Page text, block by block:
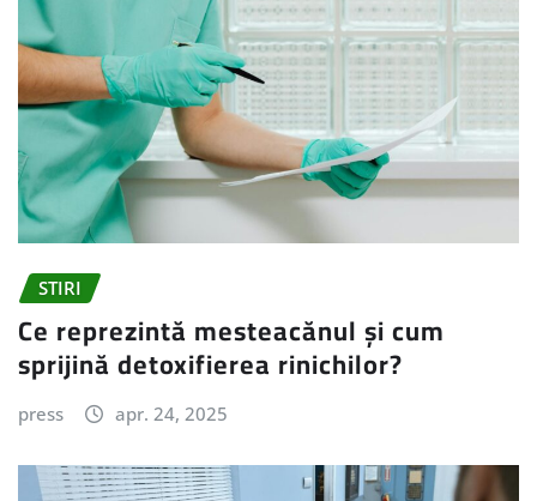
STIRI
Ce reprezintă mesteacănul și cum
sprijină detoxifierea rinichilor?
press apr. 24, 2025